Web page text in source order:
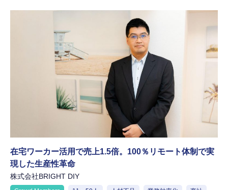
在宅ワーカー活用で売上1.5倍。100％リモート体制で実
現した生産性革命
株式会社BRIGHT DIY